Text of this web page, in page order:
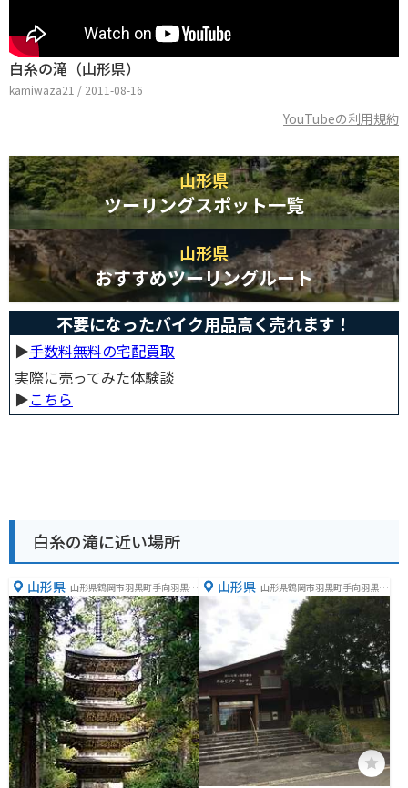
白糸の滝（山形県）
kamiwaza21 / 2011-08-16
YouTubeの利用規約
山形県
ツーリングスポット一覧
山形県
おすすめツーリングルート
不要になったバイク用品高く売れます！
▶︎手数料無料の宅配買取
実際に売ってみた体験談
▶︎こちら
白糸の滝に近い場所
山形県 山形県鶴岡市羽黒町手向羽黒山
３３−１４
山形県 山形県鶴岡市羽黒町手向羽黒山
１４７−５